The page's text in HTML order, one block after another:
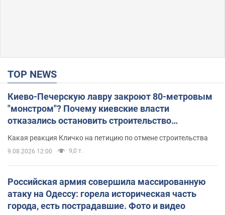
TOP NEWS
Киево-Печерскую лавру закроют 80-метровым
"монстром"? Почему киевские власти
отказались остановить строительство
Какая реакция Кличко на петицию по отмене строительства
9.08.2026 12:00 9,0 т.
Российская армия совершила массированную
атаку на Одессу: горела историческая часть
города, есть пострадавшие. Фото и видео